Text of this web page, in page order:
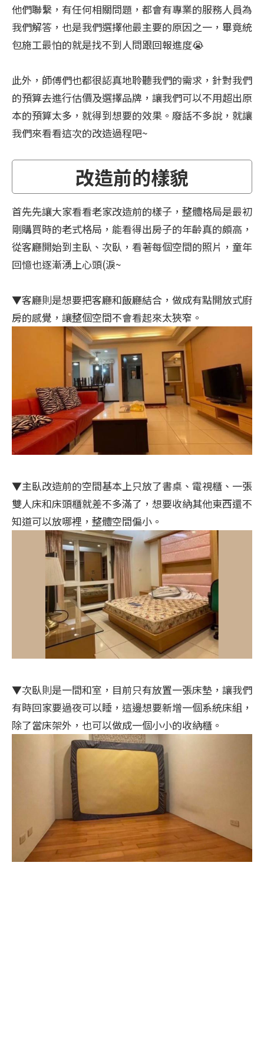
他們聯繫，有任何相關問題，都會有專業的服務人員為
我們解答，也是我們選擇他最主要的原因之一，畢竟統
包施工最怕的就是找不到人問跟回報進度😭
此外，師傅們也都很認真地聆聽我們的需求，針對我們
的預算去進行估價及選擇品牌，讓我們可以不用超出原
本的預算太多，就得到想要的效果。廢話不多說，就讓
我們來看看這次的改造過程吧~
改造前的樣貌
首先先讓大家看看老家改造前的樣子，整體格局是最初
剛購買時的老式格局，能看得出房子的年齡真的頗高，
從客廳開始到主臥、次臥，看著每個空間的照片，童年
回憶也逐漸湧上心頭(淚~
▼客廳則是想要把客廳和飯廳結合，做成有點開放式廚
房的感覺，讓整個空間不會看起來太狹窄。
▼主臥改造前的空間基本上只放了書桌、電視櫃、一張
雙人床和床頭櫃就差不多滿了，想要收納其他東西還不
知道可以放哪裡，整體空間偏小。
▼次臥則是一間和室，目前只有放置一張床墊，讓我們
有時回家要過夜可以睡，這邊想要新增一個系統床組，
除了當床架外，也可以做成一個小小的收納櫃。